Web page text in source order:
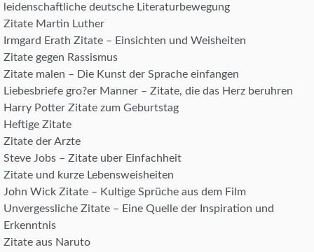
leidenschaftliche deutsche Literaturbewegung
Zitate Martin Luther
Irmgard Erath Zitate – Einsichten und Weisheiten
Zitate gegen Rassismus
Zitate malen – Die Kunst der Sprache einfangen
Liebesbriefe gro?er Manner – Zitate, die das Herz beruhren
Harry Potter Zitate zum Geburtstag
Heftige Zitate
Zitate der Arzte
Steve Jobs – Zitate uber Einfachheit
Zitate und kurze Lebensweisheiten
John Wick Zitate – Kultige Sprüche aus dem Film
Unvergessliche Zitate – Eine Quelle der Inspiration und
Erkenntnis
Zitate aus Naruto